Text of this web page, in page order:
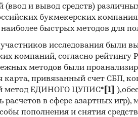
(ввод и вывод средств)
букмекерских
быстрых методов для
участников исследования были
компаний, согласно
методов были
карта, привязанный счет СБП,
метод ЕДИНОГО ЦУПИС* [1]
расчетов в сфере азартных
пополнения и снятия